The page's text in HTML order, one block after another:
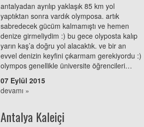
antalyadan ayrılıp yaklaşık 85 km yol
yaptıktan sonra vardık olymposa. artık
sabredecek gücüm kalmamıştı ve hemen
denize girmeliydim :) bu gece olyposta kalıp
yarın kaş’a doğru yol alacaktık. ve bir an
evvel denizin keyfini çıkarmam gerekiyordu :)
olympos genellikle üniversite öğrencileri…
07 Eylül 2015
devamı »
Antalya Kaleiçi